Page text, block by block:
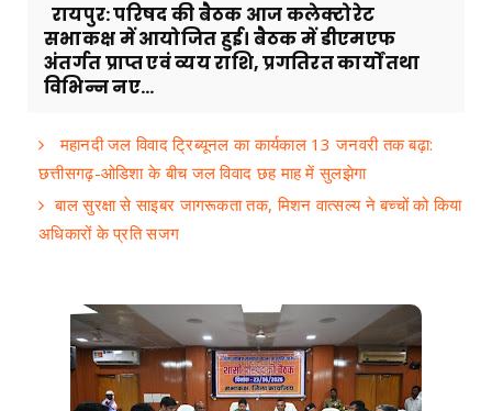
रायपुर: परिषद की बैठक आज कलेक्टोरेट
सभाकक्ष में आयोजित हुई। बैठक में डीएमएफ
अंतर्गत प्राप्त एवं व्यय राशि, प्रगतिरत कार्यों तथा
विभिन्न नए...
महानदी जल विवाद ट्रिब्यूनल का कार्यकाल 13 जनवरी तक बढ़ा:
छत्तीसगढ़-ओडिशा के बीच जल विवाद छह माह में सुलझेगा
बाल सुरक्षा से साइबर जागरूकता तक, मिशन वात्सल्य ने बच्चों को किया
अधिकारों के प्रति सजग